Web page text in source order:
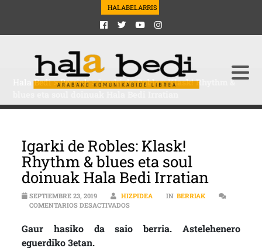
HALABELARRIS
Hala Bedi>Berriak>Igarki de Robles: Klask! Rhythm &
Igarki de Robles: Klask!
Rhythm & blues eta soul
doinuak Hala Bedi Irratian
SEPTIEMBRE 23, 2019 HIZPIDEA IN BERRIAK
COMENTARIOS DESACTIVADOSEN IGARKI DE ROBLES: KLASK!
Gaur hasiko da saio berria. Astelehenero
eguerdiko 3etan.